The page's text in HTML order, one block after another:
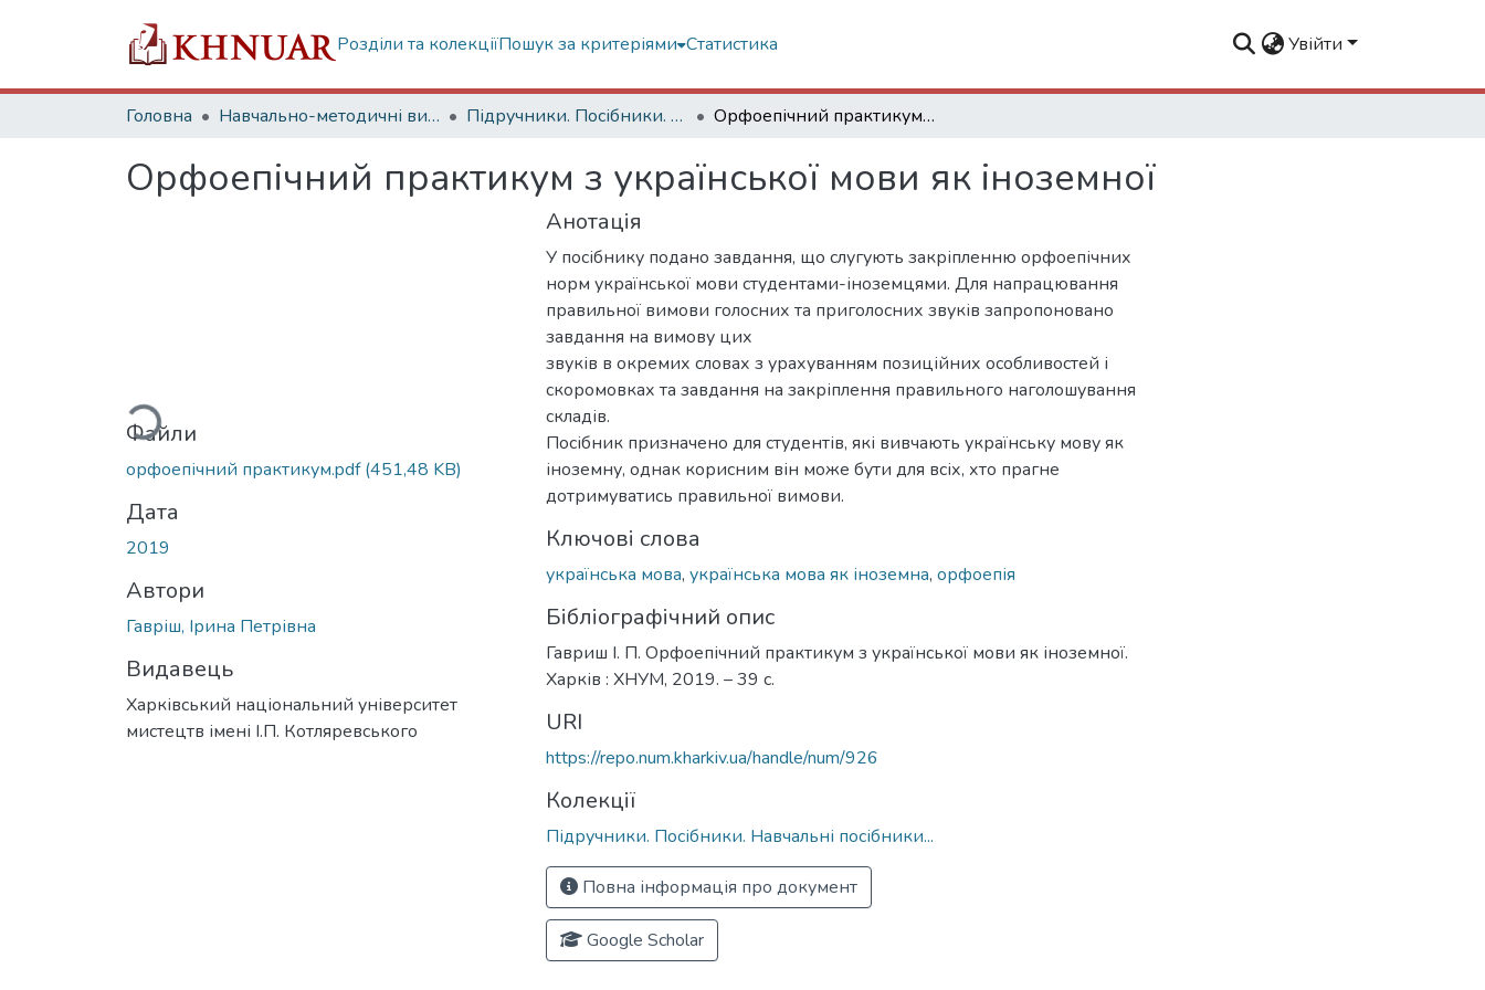
Розділи та колекціїПошук за критеріями Статистика Увійти
Головна Навчально-методичні видання Підручники. Посібники. Навчальні посібники... Орфоепічний практикум з української мови як іноземної
Орфоепічний практикум з української мови як іноземної
Вантажиться...
Файли
орфоепічний практикум.pdf(451,48 KB)
Дата
2019
Автори
Гавріш, Ірина Петрівна
Видавець
Харківський національний університет
мистецтв імені І.П. Котляревського
Анотація
У посібнику подано завдання, що слугують закріпленню орфоепічних
норм української мови студентами-іноземцями. Для напрацювання
правильної вимови голосних та приголосних звуків запропоновано
завдання на вимову цих
звуків в окремих словах з урахуванням позиційних особливостей і
скоромовках та завдання на закріплення правильного наголошування
складів.
Посібник призначено для студентів, які вивчають українську мову як
іноземну, однак корисним він може бути для всіх, хто прагне
дотримуватись правильної вимови.
Ключові слова
українська мова, українська мова як іноземна, орфоепія
Бібліографічний опис
Гавриш І. П. Орфоепічний практикум з української мови як іноземної.
Харків : ХНУМ, 2019. – 39 с.
URI
https://repo.num.kharkiv.ua/handle/num/926
Колекції
Підручники. Посібники. Навчальні посібники...
Повна інформація про документ
Google Scholar